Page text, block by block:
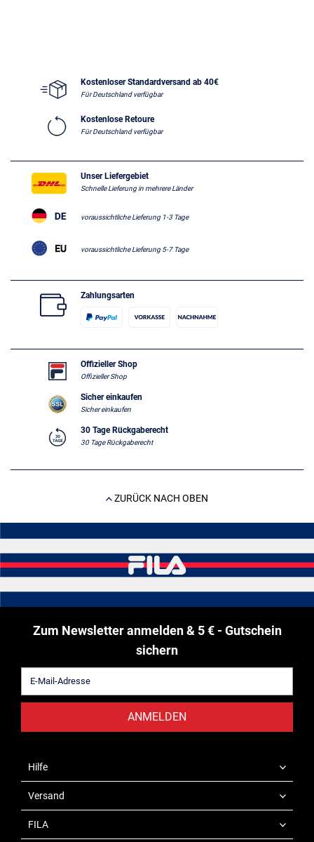
Kostenloser Standardversand ab 40€
Für Deutschland verfügbar
Kostenlose Retoure
Für Deutschland verfügbar
Unser Liefergebiet
Schnelle Lieferung in mehrere Länder
voraussichtliche Lieferung 1-3 Tage
voraussichtliche Lieferung 5-7 Tage
Zahlungsarten
Offizieller Shop
Offizieller Shop
Sicher einkaufen
Sicher einkaufen
30 Tage Rückgaberecht
30 Tage Rückgaberecht
ZURÜCK NACH OBEN
Zum Newsletter anmelden & 5 € - Gutschein
sichern
ANMELDEN
Hilfe
Versand
FILA